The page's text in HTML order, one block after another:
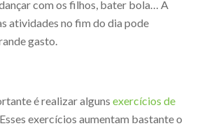
com os filhos, bater bola… A
atividades no fim do dia pode
gasto.
é realizar alguns exercícios de
exercícios aumentam bastante o